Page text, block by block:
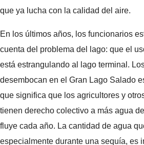
que ya lucha con la calidad del aire.
En los últimos años, los funcionarios
cuenta del problema del lago: que el
está estrangulando al lago terminal.
desembocan en el Gran Lago Salado
que significa que los agricultores y
tienen derecho colectivo a más agua
fluye cada año. La cantidad de agua
especialmente durante una sequía, es